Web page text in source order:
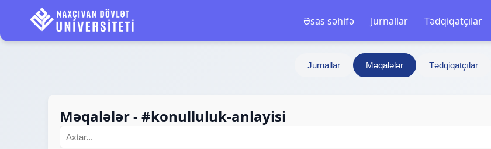
Əsas səhifə Jurnallar Tədqiqatçılar
Jurnallar Məqalələr Tədqiqatçılar
Məqalələr - #konulluluk-anlayisi